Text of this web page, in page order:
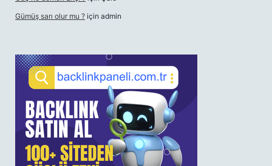
Gümüş sarı olur mu ? için admin